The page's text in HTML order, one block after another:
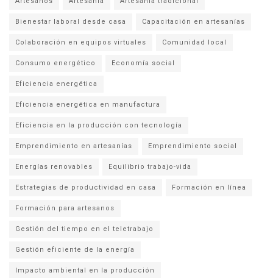
Bienestar laboral desde casa Capacitación en artesanías
Colaboración en equipos virtuales Comunidad local
Consumo energético Economía social
Eficiencia energética
Eficiencia energética en manufactura
Eficiencia en la producción con tecnología
Emprendimiento en artesanías Emprendimiento social
Energías renovables Equilibrio trabajo-vida
Estrategias de productividad en casa Formación en línea
Formación para artesanos
Gestión del tiempo en el teletrabajo
Gestión eficiente de la energía
Impacto ambiental en la producción